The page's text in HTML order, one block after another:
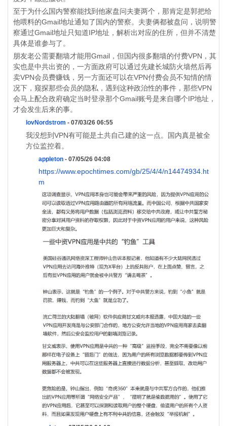
至于为什么国内警察能找到他家盘问夫妻两个，那肯定是郭把给
他喂料的Gmail地址通知了国内的警察。夫妻俩都被盘问，说明警
察通过Gmail地址只知道IP地址，解析出对应的住所，但并不清楚
具体是谁参与了。
朋友老公需要翻墙才能用Gmail，但国内很多翻墙的付费VPN，其
实也是中共出资的，一方面政府可以通过先建长城防火墙然后再
卖VPN会员费赚钱，另一方面还可以在VPN付费会员不知情的情
况下，窥探那些会员的隐私，遇到这种政治性的事件，那些VPN
会马上配合政府确定当时登录那个Gmail账号是来自哪个IP地址，
才会发生后来的事。
lovNordstrom - 07/03/26 06:55
我没想到VPN有可能是土共自己建的这一点。国内真是被全
方位监控着。
appleton - 07/05/26 04:08
https://www.epochtimes.com/gb/25/4/4/n14474934.ht
m